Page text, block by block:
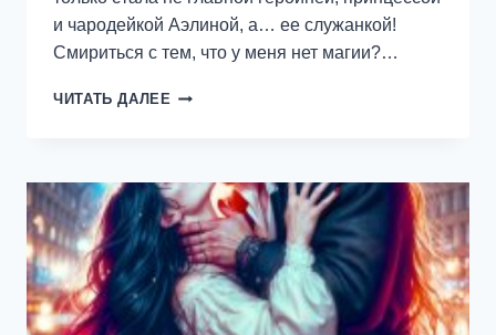
и чародейкой Аэлиной, а… ее служанкой!
Смириться с тем, что у меня нет магии?…
ЧИТАТЬ ДАЛЕЕ БУДУ
МАРГО
АРНЕЛЛ